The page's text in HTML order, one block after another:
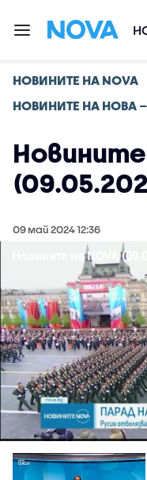
НОВИНИТЕ НА NOVA
НОВИНИТЕ НА НОВА
Новините
09 май 2024 12:36